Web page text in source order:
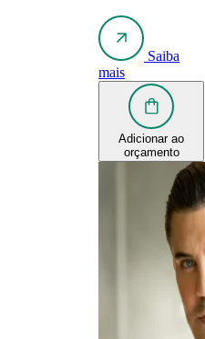
Saiba
mais
Adicionar ao
orçamento